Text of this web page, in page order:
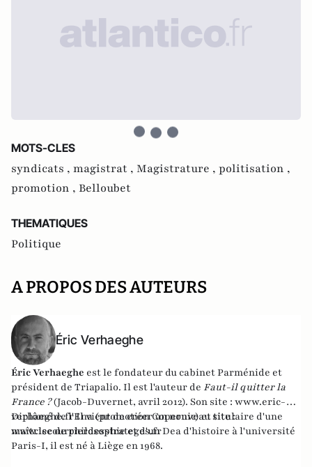
MOTS-CLES
syndicats , magistrat , Magistrature , politisation ,
promotion , Belloubet
THEMATIQUES
Politique
A PROPOS DES AUTEURS
Éric Verhaeghe
Éric Verhaeghe est le fondateur du cabinet Parménide et
président de Triapalio. Il est l'auteur de Faut-il quitter la
France ?(Jacob-Duvernet, avril 2012). Son site : www.eric-
verhaeghe.frIl vient de créer un nouveau site :
www.lecourrierdesstrateges.fr
Diplômé de l'Ena (promotion Copernic) et titulaire d'une
maîtrise de philosophie et d'un Dea d'histoire à l'université
Paris-I, il est né à Liège en 1968.